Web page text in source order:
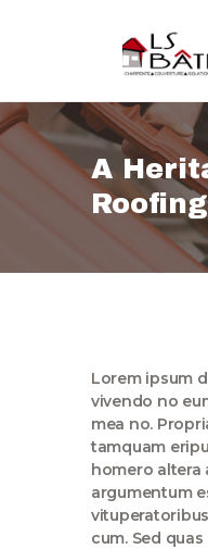
A
Home
Our
Lorem ipsum
vivendo no
mea no.
tamquam
homero altera
argumentum
cum. Sed